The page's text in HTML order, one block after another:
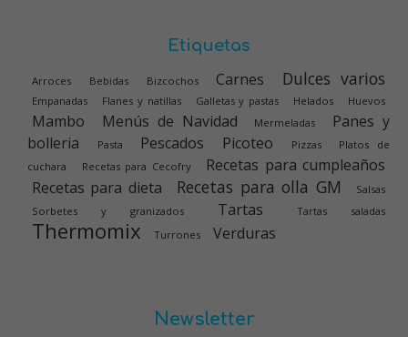
Etiquetas
Arroces Bebidas Bizcochos Carnes Dulces varios
Empanadas Flanes y natillas Galletas y pastas Helados Huevos
Mambo Menús de Navidad Mermeladas
Panes y
bolleria
Pasta Pescados Picoteo Pizzas
Platos de
cuchara
Recetas para Cecofry
Recetas para cumpleaños
Recetas para dieta
Recetas para olla GM
Salsas
Sorbetes y granizados
Tartas Tartas saladas
Thermomix Turrones Verduras
Newsletter